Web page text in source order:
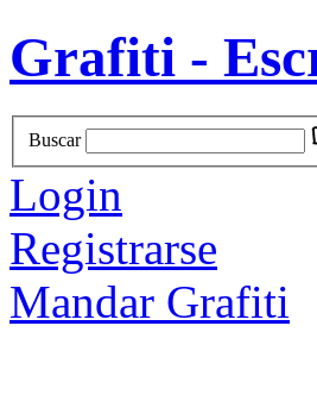
Grafiti -
Buscar
Login
Registrarse
Mandar Grafiti